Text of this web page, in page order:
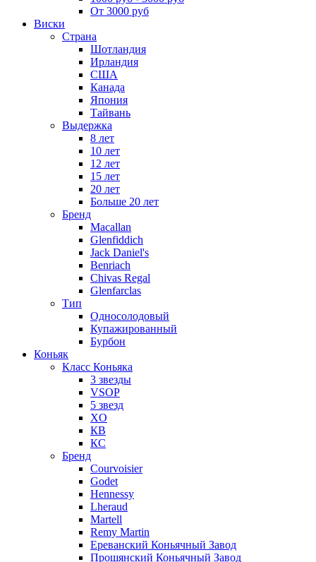
От 3000 руб
Виски
Страна
Шотландия
Ирландия
США
Канада
Япония
Тайвань
Выдержка
8 лет
10 лет
12 лет
15 лет
20 лет
Больше 20 лет
Бренд
Macallan
Glenfiddich
Jack Daniel's
Benriach
Chivas Regal
Glenfarclas
Тип
Односолодовый
Купажированный
Бурбон
Коньяк
Класс Коньяка
3 звезды
VSOP
5 звезд
XO
КВ
КС
Бренд
Courvoisier
Godet
Hennessy
Lheraud
Martell
Remy Martin
Ереванский Коньячный Завод
Прошянский Коньячный Завод